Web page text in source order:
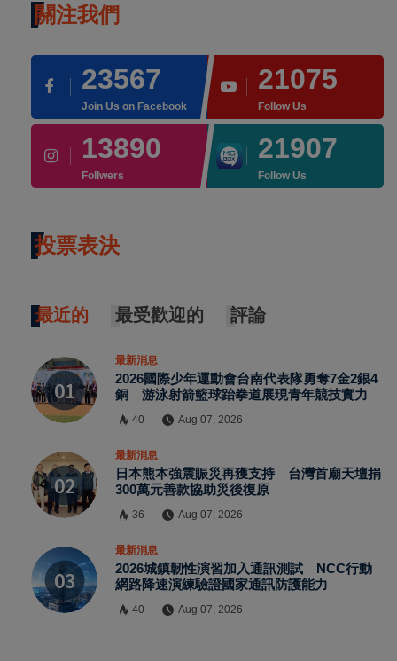
關注我們
23567
Join Us on Facebook
21075
Follow Us
13890
Follwers
21907
Follow Us
投票表決
最近的 最受歡迎的 評論
最新消息
2026國際少年運動會台南代表隊勇奪7金2銀4
銅 游泳射箭籃球跆拳道展現青年競技實力
40 Aug 07, 2026
最新消息
日本熊本強震賑災再獲支持 台灣首廟天壇捐
300萬元善款協助災後復原
36 Aug 07, 2026
最新消息
2026城鎮韌性演習加入通訊測試 NCC行動
網路降速演練驗證國家通訊防護能力
40 Aug 07, 2026